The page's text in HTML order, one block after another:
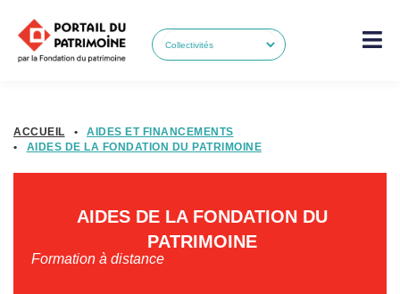
ACCUEIL •
AIDES ET FINANCEMENTS
•
AIDES DE LA FONDATION DU PATRIMOINE
AIDES DE LA FONDATION DU
PATRIMOINE
Formation à distance